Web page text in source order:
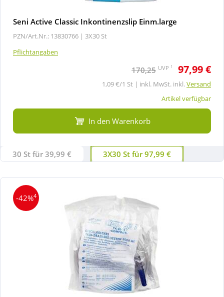
Seni Active Classic Inkontinenzslip Einm.large
PZN/Art.Nr.: 13830766 | 3X30 St
Pflichtangaben
170,25 UVP 1 97,99 €
1,09 €/1 St | inkl. MwSt. inkl.Versand
Artikel verfügbar
In den Warenkorb
30 St für 39,99 € 3X30 St für 97,99 €
-42%4